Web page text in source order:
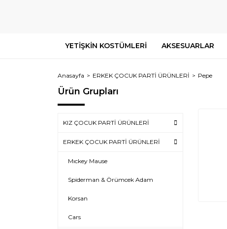
YETİŞKİN KOSTÜMLERİ AKSESUARLAR
Anasayfa ERKEK ÇOCUK PARTİ ÜRÜNLERİ Pepe
Ürün Grupları
KIZ ÇOCUK PARTİ ÜRÜNLERİ
ERKEK ÇOCUK PARTİ ÜRÜNLERİ
Mıckey Mause
Spiderman & Örümcek Adam
Korsan
Cars